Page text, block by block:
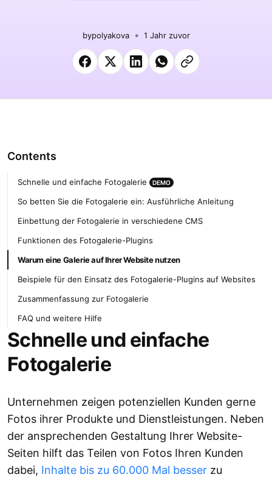
bypolyakova 1 Jahr zuvor
Schnelle und einfache
Fotogalerie
Unternehmen zeigen potenziellen Kunden gerne
Fotos ihrer Produkte und Dienstleistungen. Neben
der ansprechenden Gestaltung Ihrer Website-
Seiten hilft das Teilen von Fotos Ihren Kunden
dabei, Inhalte bis zu 60.000 Mal besser zu
Contents
Schnelle und einfache Fotogalerie DEMO
So betten Sie die Fotogalerie ein: Ausführliche Anleitung
Einbettung der Fotogalerie in verschiedene CMS
Funktionen des Fotogalerie-Plugins
Warum eine Galerie auf Ihrer Website nutzen
Beispiele für den Einsatz des Fotogalerie-Plugins auf Websites
Zusammenfassung zur Fotogalerie
FAQ und weitere Hilfe